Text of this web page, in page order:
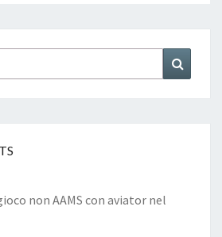
non AAMS con aviator nel